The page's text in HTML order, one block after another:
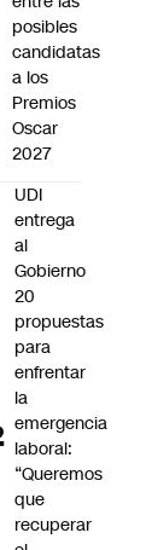
posibles
candidatas
a los
Premios
Oscar
2027
UDI
entrega
al
Gobierno
20
propuestas
para
enfrentar
la
emergencia
laboral:
“Queremos
que
recuperar